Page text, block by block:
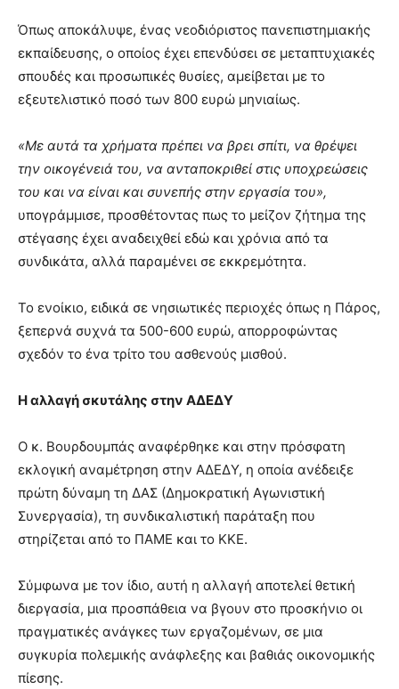
Όπως αποκάλυψε, ένας νεοδιόριστος πανεπιστημιακής
εκπαίδευσης, ο οποίος έχει επενδύσει σε μεταπτυχιακές
σπουδές και προσωπικές θυσίες, αμείβεται με το
εξευτελιστικό ποσό των 800 ευρώ μηνιαίως.
«Με αυτά τα χρήματα πρέπει να βρει σπίτι, να θρέψει
την οικογένειά του, να ανταποκριθεί στις υποχρεώσεις
του και να είναι και συνεπής στην εργασία του»,
υπογράμμισε, προσθέτοντας πως το μείζον ζήτημα της
στέγασης έχει αναδειχθεί εδώ και χρόνια από τα
συνδικάτα, αλλά παραμένει σε εκκρεμότητα.
Το ενοίκιο, ειδικά σε νησιωτικές περιοχές όπως η Πάρος,
ξεπερνά συχνά τα 500-600 ευρώ, απορροφώντας
σχεδόν το ένα τρίτο του ασθενούς μισθού.
Η αλλαγή σκυτάλης στην ΑΔΕΔΥ
Ο κ. Βουρδουμπάς αναφέρθηκε και στην πρόσφατη
εκλογική αναμέτρηση στην ΑΔΕΔΥ, η οποία ανέδειξε
πρώτη δύναμη τη ΔΑΣ (Δημοκρατική Αγωνιστική
Συνεργασία), τη συνδικαλιστική παράταξη που
στηρίζεται από το ΠΑΜΕ και το ΚΚΕ.
Σύμφωνα με τον ίδιο, αυτή η αλλαγή αποτελεί θετική
διεργασία, μια προσπάθεια να βγουν στο προσκήνιο οι
πραγματικές ανάγκες των εργαζομένων, σε μια
συγκυρία πολεμικής ανάφλεξης και βαθιάς οικονομικής
πίεσης.